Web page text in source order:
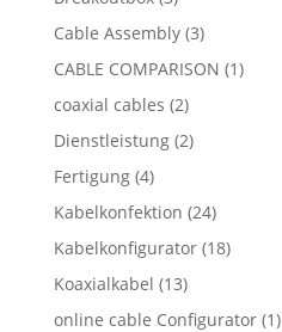
Cable Assembly(3)
CABLE COMPARISON (1)
coaxial cables (2)
Dienstleistung(2)
Fertigung(4)
Kabelkonfektion (24)
Kabelkonfigurator(18)
Koaxialkabel (13)
online cable Configurator(1)